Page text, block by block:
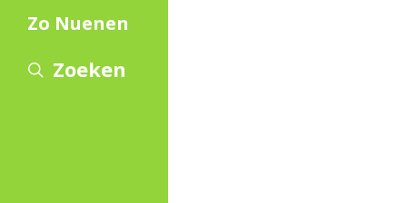
Zo Nuenen
Zoeken